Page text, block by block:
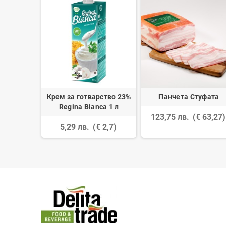
Крем за готварство 23%
Regina Bianca 1 л
5,29 лв. (€ 2,7)
Панчета Стуфата
123,75 лв. (€ 63,27)